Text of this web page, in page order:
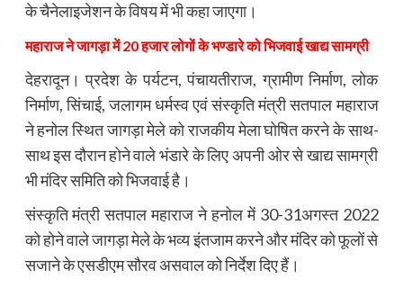
के चैनेलाइजेशन के विषय में भी कहा जाएगा।
महाराज ने जागड़ा में 20 हजार लोगों के भण्डारे को भिजवाई खाद्य सामग्री
देहरादून। प्रदेश के पर्यटन, पंचायतीराज, ग्रामीण निर्माण, लोक
निर्माण, सिंचाई, जलागम धर्मस्व एवं संस्कृति मंत्री सतपाल महाराज
ने हनोल स्थित जागड़ा मेले को राजकीय मेला घोषित करने के साथ-
साथ इस दौरान होने वाले भंडारे के लिए अपनी ओर से खाद्य सामग्री
भी मंदिर समिति को भिजवाई है।
संस्कृति मंत्री सतपाल महाराज ने हनोल में 30-31अगस्त 2022
को होने वाले जागड़ा मेले के भव्य इंतजाम करने और मंदिर को फूलों से
सजाने के एसडीएम सौरव असवाल को निर्देश दिए हैं।